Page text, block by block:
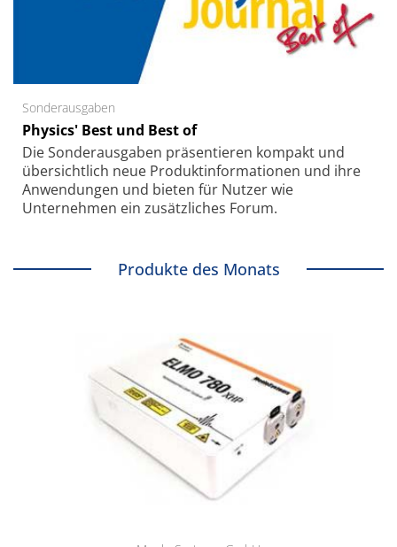
Sonderausgaben
Physics' Best und Best of
Die Sonder­ausgaben präsentieren kompakt und
übersichtlich neue Produkt­informationen und ihre
Anwendungen und bieten für Nutzer wie
Unternehmen ein zusätzliches Forum.
Produkte des Monats